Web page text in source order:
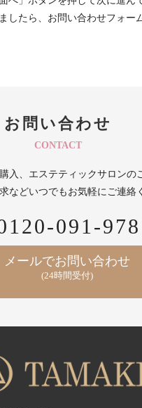
したら、お問い合わせフォー
お問い合わせ
CONTACT
入、エステティックサロンの
などいつでもお気軽にご連絡
091-978
メールでお問い合わせ
(24時間受付)